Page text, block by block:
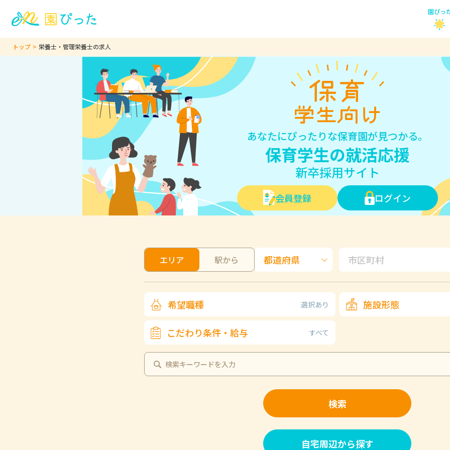
園ぴっ
トップ 栄養士・管理栄養士の求人
あなたにぴったりな保育園が見つかる。
保育学生の就活応援
新卒採用サイト
会員登録 ログイン
エリア 駅から
希望職種 選択あり 施設形態
こだわり条件・給与 すべて
検索
自宅周辺から探す